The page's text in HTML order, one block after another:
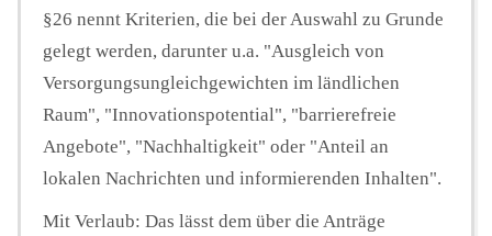
§26 nennt Kriterien, die bei der Auswahl zu Grunde
gelegt werden, darunter u.a. "Ausgleich von
Versorgungsungleichgewichten im ländlichen
Raum", "Innovationspotential", "barrierefreie
Angebote", "Nachhaltigkeit" oder "Anteil an
lokalen Nachrichten und informierenden Inhalten".
Mit Verlaub: Das lässt dem über die Anträge